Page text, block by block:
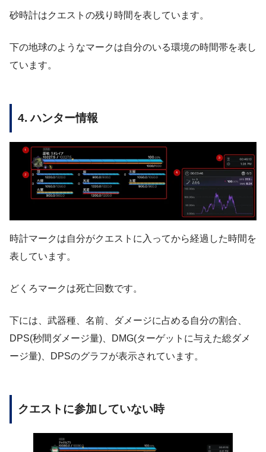
砂時計はクエストの残り時間を表しています。
下の地球のようなマークは自分のいる環境の時間帯を表し
ています。
4. ハンター情報
時計マークは自分がクエストに入ってから経過した時間を
表しています。
どくろマークは死亡回数です。
下には、武器種、名前、ダメージに占める自分の割合、
DPS(秒間ダメージ量)、DMG(ターゲットに与えた総ダメ
ージ量)、DPSのグラフが表示されています。
クエストに参加していない時